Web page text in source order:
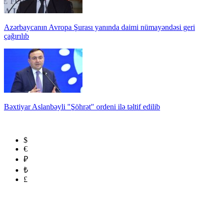
Azərbaycanın Avropa Şurası yanında daimi nümayəndəsi geri
çağırılıb
Bəxtiyar Aslanbəyli "Şöhrət" ordeni ilə təltif edilib
$
€
₽
₺
£